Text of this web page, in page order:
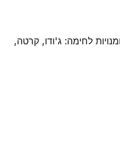
לחימה: ג'ודו, קרטה,